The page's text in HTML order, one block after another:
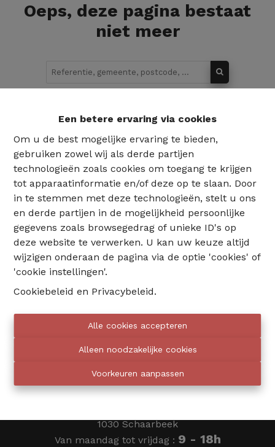
Een betere ervaring via cookies
Om u de best mogelijke ervaring te bieden,
gebruiken zowel wij als derde partijen
technologieën zoals cookies om toegang te krijgen
tot apparaatinformatie en/of deze op te slaan. Door
in te stemmen met deze technologieën, stelt u ons
en derde partijen in de mogelijkheid persoonlijke
gegevens zoals browsegedrag of unieke ID's op
deze website te verwerken. U kan uw keuze altijd
wijzigen onderaan de pagina via de optie 'cookies' of
'cookie instellingen'.
Cookiebeleid en Privacybeleid.
Alle cookies accepteren
Alleen noodzakelijke cookies
Voorkeuren aanpassen
Oeps, deze pagina bestaat
niet meer
02 735 18 38
Eventimmo chasseurs
1030 Schaarbeek
Van maandag tot vrijdag : 9 - 18h